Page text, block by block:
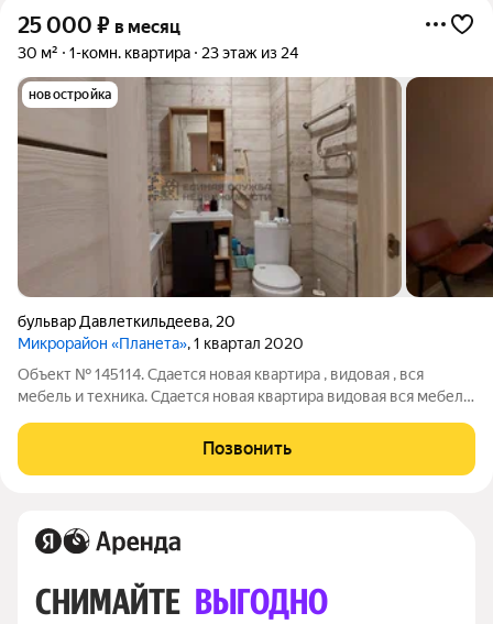
25 000 ₽ в месяц
30 м² 1-комн. квартира 23 этаж из 24
новостройка
бульвар Давлеткильдеева, 20
Микрорайон «Планета», 1 квартал 2020
Объект № 145114. Сдается новая квартира , видовая , вся
мебель и техника. Сдается новая квартира видовая вся мебель
Позвонить
СНИМАЙТЕ ВЫГОДНО